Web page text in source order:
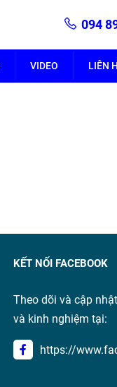
094
VIDEO LIÊN
KẾT NỐI FACEBOOK
Theo dõi và cập
và kinh nghiệm tại:
https://